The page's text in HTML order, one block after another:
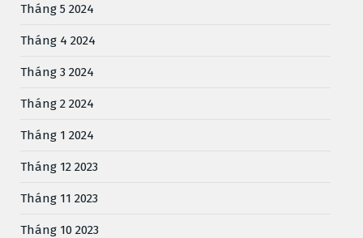
Tháng 5 2024
Tháng 4 2024
Tháng 3 2024
Tháng 2 2024
Tháng 1 2024
Tháng 12 2023
Tháng 11 2023
Tháng 10 2023